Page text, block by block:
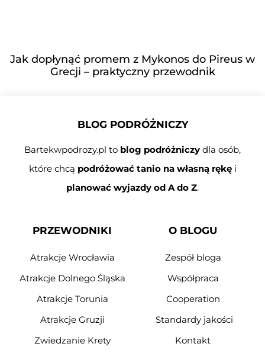
Jak dopłynąć promem z Mykonos do Pireus w
Grecji – praktyczny przewodnik
BLOG PODRÓŻNICZY
Bartekwpodrozy.pl to blog podróżniczy dla osób,
które chcą podróżować tanio na własną rękęi
planować wyjazdy od A do Z.
PRZEWODNIKI
Atrakcje Wrocławia
Atrakcje Dolnego Śląska
Atrakcje Torunia
Atrakcje Gruzji
Zwiedzanie Krety
O BLOGU
Zespół bloga
Współpraca
Cooperation
Standardy jakości
Kontakt